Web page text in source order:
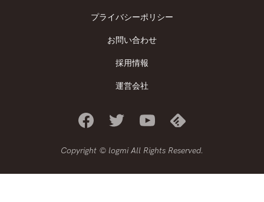
プライバシーポリシー
お問い合わせ
採用情報
運営会社
Copyright © logmi All Rights Reserved.